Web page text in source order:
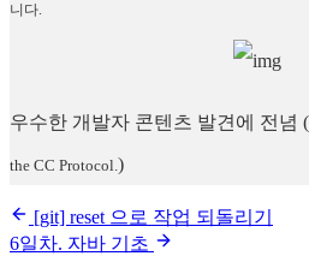
니다.
우수한 개발자 콘텐츠 발견에 전념 (
the CC Protocol.)
[git] reset 으로 작업 되돌리기
6일차. 자바 기초